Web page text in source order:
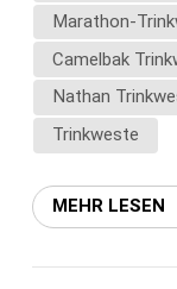
wir Ihnen die
Auswahl eines
berücksichtigen
Bereich
sollte die
verstehen,
1,5 l bis 2
Aufbewahrung
Marathon-
Camelbak
Nathan
Trinkweste
MEHR LESEN